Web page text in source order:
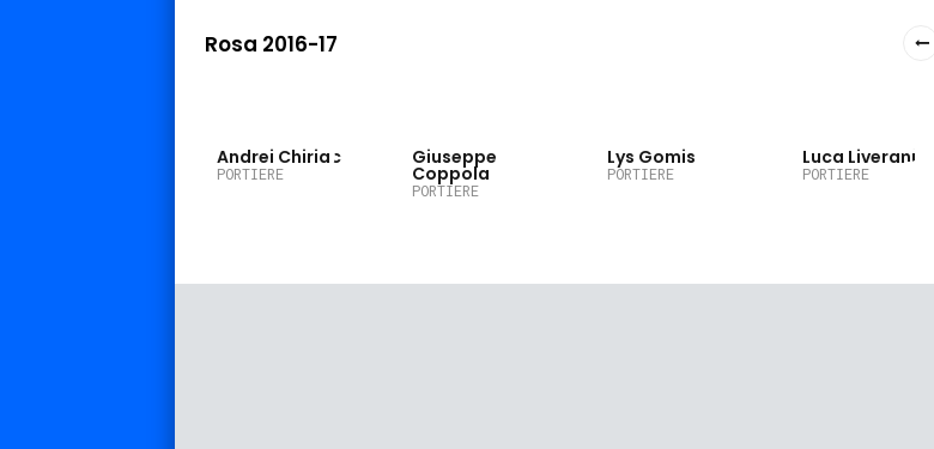
Rosa 2016-17
22
Andrei Chiriac
PORTIERE
Giuseppe
Coppola
PORTIERE
Lys Gomis
PORTIERE 30
Luca Liverani
PORTIERE